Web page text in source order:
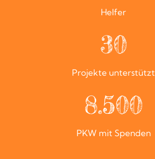
Helfer
30
Projekte unterstützt
8.500
PKW mit Spenden